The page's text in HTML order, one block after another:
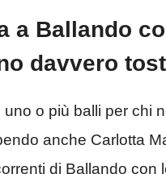
a Ballando
davvero
o più balli per chi
anche Carlotta
di Ballando con